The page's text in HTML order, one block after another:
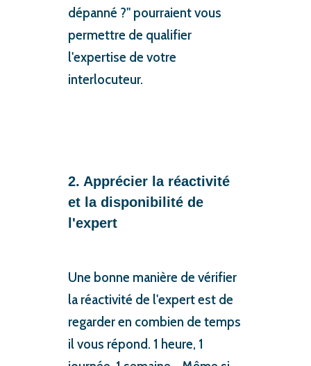
dépanné ?" pourraient vous
permettre de qualifier
l'expertise de votre
interlocuteur.
2. Apprécier la réactivité
et la disponibilité de
l'expert
Une bonne manière de vérifier
la réactivité de l'expert est de
regarder en combien de temps
il vous répond. 1 heure, 1